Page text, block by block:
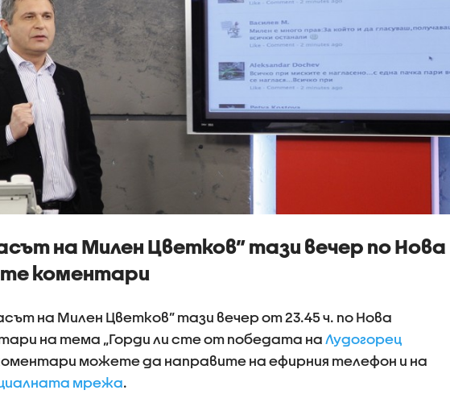
на Милен Цветков” тази вечер по Нова
коментари
на Милен Цветков” тази вечер от 23.45 ч. по Нова
на тема „Горди ли сте от победата на Лудогорец
можете да направите на ефирния телефон и на
мрежа.